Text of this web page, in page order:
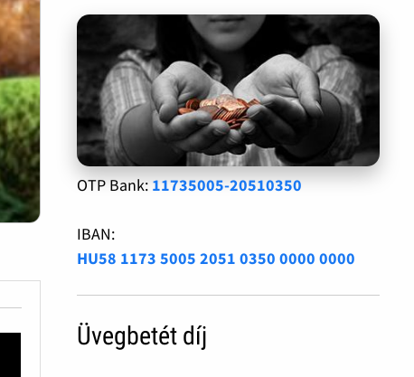
OTP Bank: 11735005-20510350
IBAN:
HU58 1173 5005 2051 0350 0000 0000
Üvegbetét díj